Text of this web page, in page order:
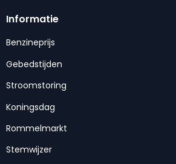
Informatie
Benzineprijs
Gebedstijden
Stroomstoring
Koningsdag
Rommelmarkt
Stemwijzer